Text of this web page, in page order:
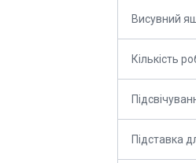
Висувний
Кількість
Підставка